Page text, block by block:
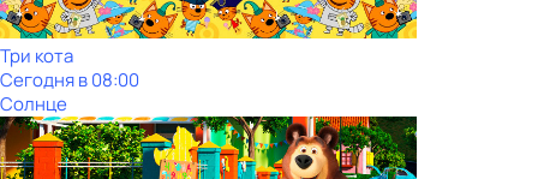
Три кота
Сегодня в 08:00
Солнце